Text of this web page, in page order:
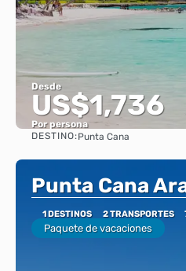
Desde
US$1,736
Por persona
DESTINO:Punta Cana
Punta Cana
1 DESTINOS 2 TRANSPORTES
Paquete de vacaciones